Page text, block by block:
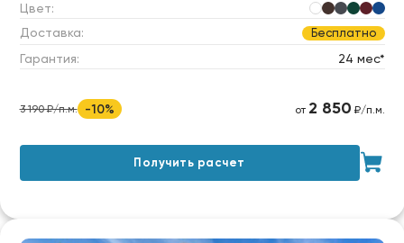
Цвет:
Доставка:
Бесплатно
Гарантия: 24 мес*
3 190 ₽/п.м. -10% от 2 850 ₽/п.м.
Получить расчет